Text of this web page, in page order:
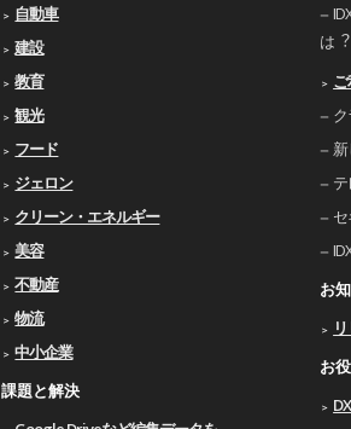
自動車
建設
教育
観光
フード
ジェロン
クリーン・エネルギー
美容
不動産
物流
中小企業
課題と解決
は︖
お
お